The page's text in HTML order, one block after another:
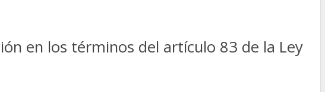
en los términos del artículo 83 de la Ley